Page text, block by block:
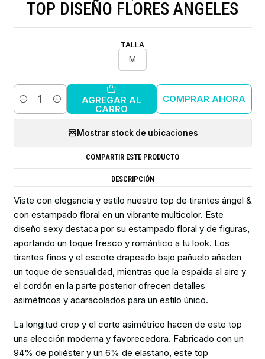
TOP DISEÑO FLORES ANGELES
TALLA
M
Cantidad AGREGAR AL
CARRO
COMPRAR AHORA
Mostrar stock de ubicaciones
COMPARTIR ESTE PRODUCTO
DESCRIPCIÓN
Viste con elegancia y estilo nuestro top de tirantes ángel &
con estampado floral en un vibrante multicolor. Este
diseño sexy destaca por su estampado floral y de figuras,
aportando un toque fresco y romántico a tu look. Los
tirantes finos y el escote drapeado bajo pañuelo añaden
un toque de sensualidad, mientras que la espalda al aire y
el cordón en la parte posterior ofrecen detalles
asimétricos y acaracolados para un estilo único.
La longitud crop y el corte asimétrico hacen de este top
una elección moderna y favorecedora. Fabricado con un
94% de poliéster y un 6% de elastano, este top